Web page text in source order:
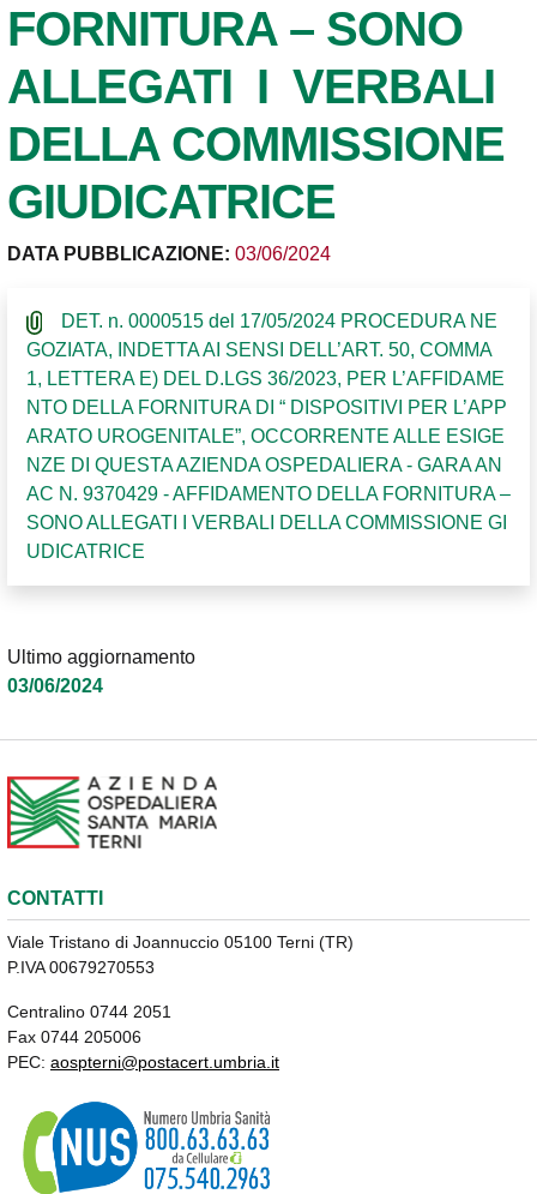
FORNITURA – SONO
ALLEGATI I VERBALI
DELLA COMMISSIONE
GIUDICATRICE
DATA PUBBLICAZIONE: 03/06/2024
DET. n. 0000515 del 17/05/2024 PROCEDURA NE
GOZIATA, INDETTA AI SENSI DELL’ART. 50, COMMA
1, LETTERA E) DEL D.LGS 36/2023, PER L’AFFIDAME
NTO DELLA FORNITURA DI “ DISPOSITIVI PER L’APP
ARATO UROGENITALE”, OCCORRENTE ALLE ESIGE
NZE DI QUESTA AZIENDA OSPEDALIERA - GARA AN
AC N. 9370429 - AFFIDAMENTO DELLA FORNITURA –
SONO ALLEGATI I VERBALI DELLA COMMISSIONE GI
UDICATRICE
Ultimo aggiornamento
03/06/2024
CONTATTI
Viale Tristano di Joannuccio 05100 Terni (TR)
P.IVA 00679270553
Centralino 0744 2051
Fax 0744 205006
PEC: aospterni@postacert.umbria.it